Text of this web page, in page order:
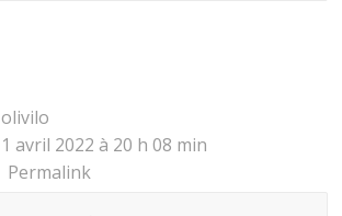
olivilo
1 avril 2022 à 20 h 08 min
Permalink